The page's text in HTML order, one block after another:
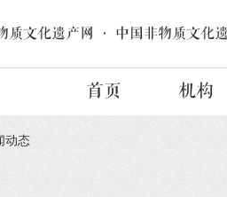
质文化遗产网 · 中国非物质文化
首页 机构
动态